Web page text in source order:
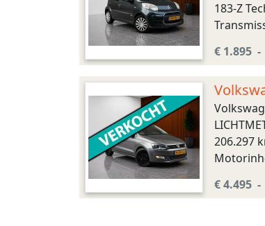
183-Z
€ 1.895
206.297
€ 4.495